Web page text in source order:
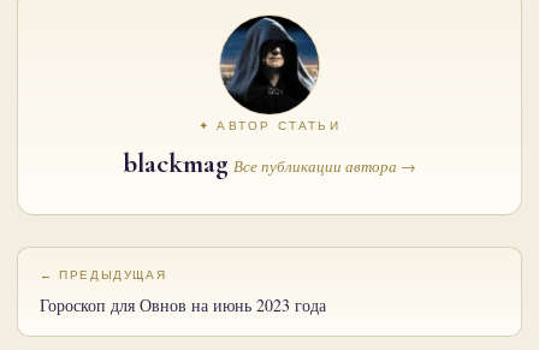
✦ АВТОР СТАТЬИ
blackmag Все публикации автора →
← ПРЕДЫДУЩАЯ
Гороскоп для Овнов на июнь 2023 года